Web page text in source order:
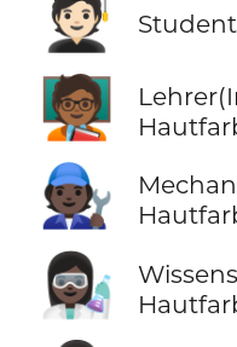
🧑🏻‍🎓
🧑🏾‍🏫
🧑🏿‍🔧
👩🏿‍🔬